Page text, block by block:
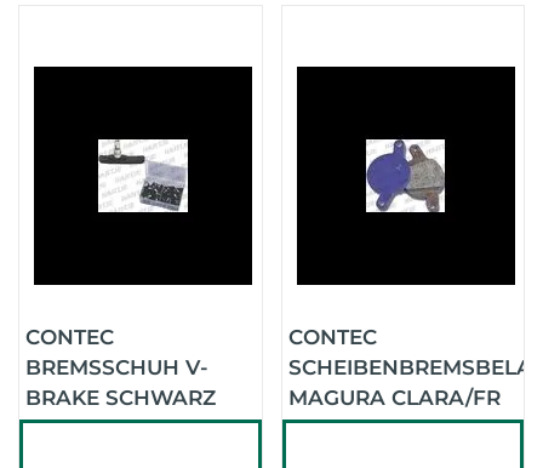
CONTEC
BREMSSCHUH V-
BRAKE SCHWARZ
ASYMETRISCH
CONTEC
MAGURA CLARA/FR
2001- (CBP-110)